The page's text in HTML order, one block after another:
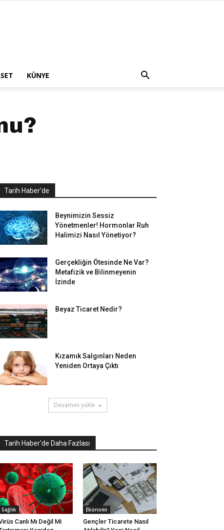
KÜNYE
Tarih Haber'de
Beynimizin Sessiz
Yönetmenler! Hormonlar Ruh
Halimizi Nasıl Yönetiyor?
Gerçekliğin Ötesinde Ne Var?
Metafizik ve Bilinmeyenin
İzinde
Beyaz Ticaret Nedir?
Kızamık Salgınları Neden
Yeniden Ortaya Çıktı
Devamını yükle
Tarih Haber'de Daha Fazlası
Sağlık
Canlı Mı Değil Mi
Ekonomi
Gençler Ticarete Nasıl